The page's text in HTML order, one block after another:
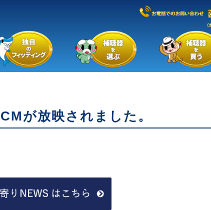
が放映されました。